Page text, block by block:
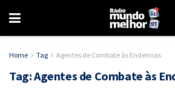
Home Tag Agentes de Combate às Endemias
Tag:Agentes de Combate às